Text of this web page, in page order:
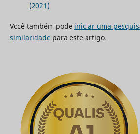
(2021)
Você também pode iniciar uma
similaridadepara este artigo.